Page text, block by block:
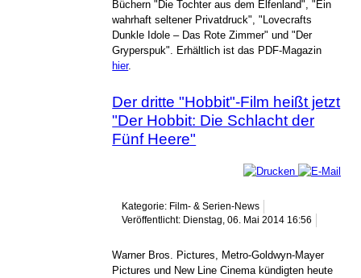
Büchern "Die Tochter aus dem Elfenland", "Ein
wahrhaft seltener Privatdruck", "Lovecrafts
Dunkle Idole – Das Rote Zimmer" und "Der
Gryperspuk". Erhältlich ist das PDF-Magazin
hier.
Der dritte "Hobbit"-Film heißt jetzt
"Der Hobbit: Die Schlacht der
Fünf Heere"
Kategorie: Film- & Serien-News
Veröffentlicht: Dienstag, 06. Mai 2014 16:56
Warner Bros. Pictures, Metro-Goldwyn-Mayer
Pictures und New Line Cinema kündigten heute